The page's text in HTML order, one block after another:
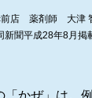
前店 薬剤師 大津
新聞平成28年8月
かぜ」は、